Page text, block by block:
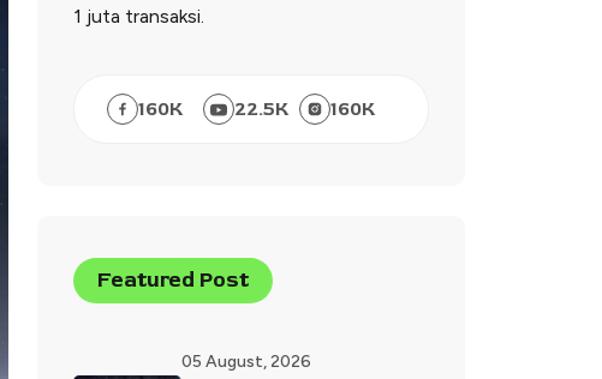
1 juta transaksi.
160K 22.5K 160K
Featured Post
05 August, 2026